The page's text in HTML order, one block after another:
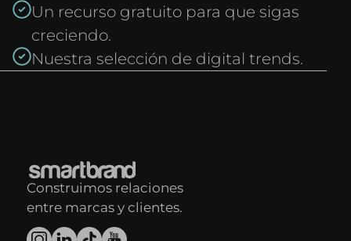
Un recurso gratuito para que sigas
creciendo.
Nuestra selección de digital trends.
Construimos relaciones
entre marcas y clientes.